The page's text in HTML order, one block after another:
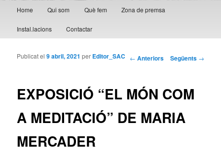
Aneu al contingut principal
Aneu al contingut secundari
Home Qui som Què fem Zona de premsa
Instal.lacions Contactar
Navegació per les
← Anteriors Següents →
EXPOSICIÓ “EL MÓN COM
A MEDITACIÓ” DE MARIA
MERCADER
Publicat el9 abril, 2021 per Editor_SAC